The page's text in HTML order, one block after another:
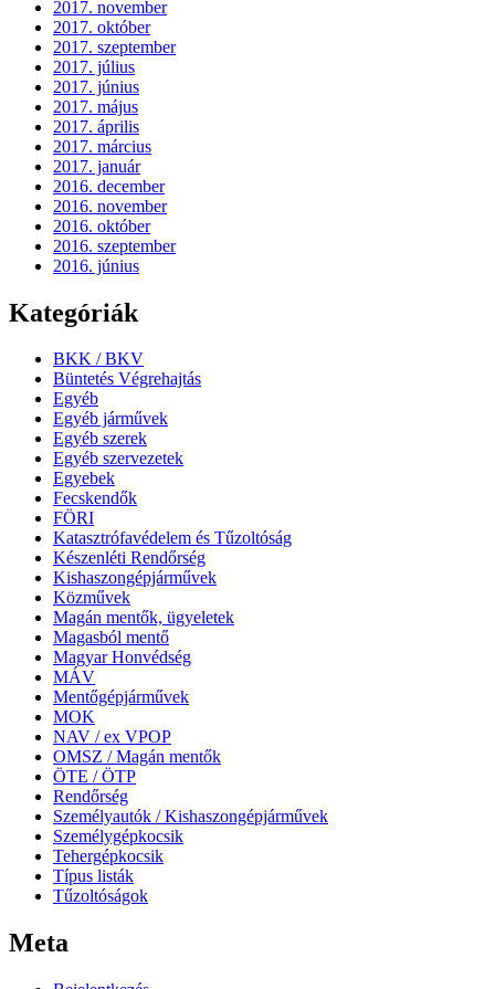
2017. november
2017. október
2017. szeptember
2017. július
2017. június
2017. május
2017. április
2017. március
2017. január
2016. december
2016. november
2016. október
2016. szeptember
2016. június
Kategóriák
BKK / BKV
Büntetés Végrehajtás
Egyéb
Egyéb járművek
Egyéb szerek
Egyéb szervezetek
Egyebek
Fecskendők
FÖRI
Katasztrófavédelem és Tűzoltóság
Készenléti Rendőrség
Kishaszongépjárművek
Közművek
Magán mentők, ügyeletek
Magasból mentő
Magyar Honvédség
MÁV
Mentőgépjárművek
MOK
NAV / ex VPOP
OMSZ / Magán mentők
ÖTE / ÖTP
Rendőrség
Személyautók / Kishaszongépjárművek
Személygépkocsik
Tehergépkocsik
Típus listák
Tűzoltóságok
Meta